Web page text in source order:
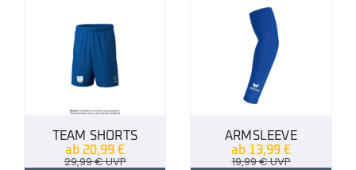
TEAM SHORTS
ab 20,99 €
29,99€UVP
ARMSLEEVE
ab 13,99 €
19,99€UVP